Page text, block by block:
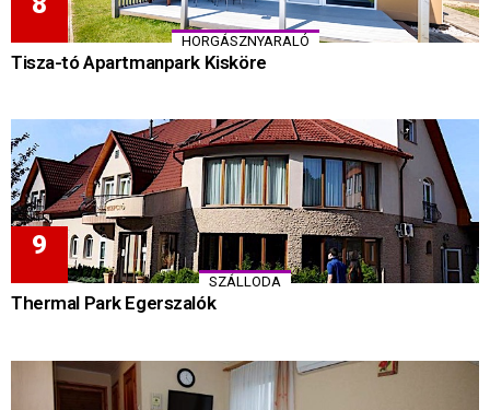
HORGÁSZNYARALÓ
Tisza-tó Apartmanpark Kisköre
SZÁLLODA
Thermal Park Egerszalók